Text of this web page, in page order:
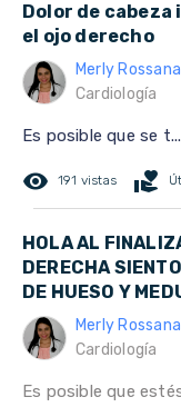
Dolor de
el ojo derecho
Merly
Cardiología
Es posible que se t...
remove_red_eye 191 vistas volunteer_activism
HOLA AL
DERECHA
DE HUESO Y
Merly
Cardiología
Es posible que